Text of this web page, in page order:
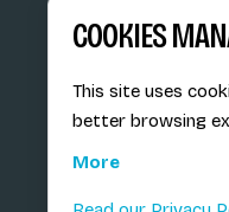
COOKIES
This site uses
better browsing
More